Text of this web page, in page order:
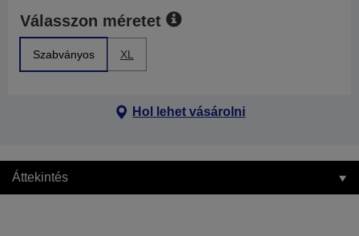
Válasszon méretet
Szabványos XL
Hol lehet vásárolni
Áttekintés